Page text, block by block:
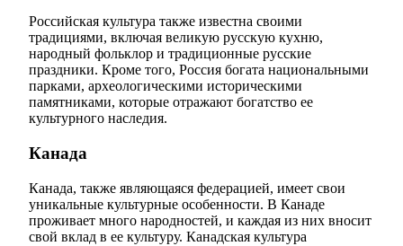
Российская культура также известна своими
традициями, включая великую русскую кухню,
народный фольклор и традиционные русские
праздники. Кроме того, Россия богата национальными
парками, археологическими историческими
памятниками, которые отражают богатство ее
культурного наследия.
Канада
Канада, также являющаяся федерацией, имеет свои
уникальные культурные особенности. В Канаде
проживает много народностей, и каждая из них вносит
свой вклад в ее культуру. Канадская культура